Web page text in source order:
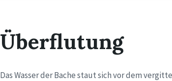
Überflutung
Das Wasser der Bache staut sich vor dem